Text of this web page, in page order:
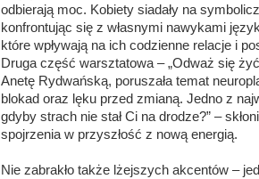
odbierają moc. Kobiety siadały na
konfrontując się z własnymi nawykami
które wpływają na ich codzienne relacje i
Druga część warsztatowa – „Odważ się
Anetę Rydwańską, poruszała temat
blokad oraz lęku przed zmianą. Jedno z
gdyby strach nie stał Ci na drodze?” –
spojrzenia w przyszłość z nową energią.
Nie zabrakło także lżejszych akcentów –